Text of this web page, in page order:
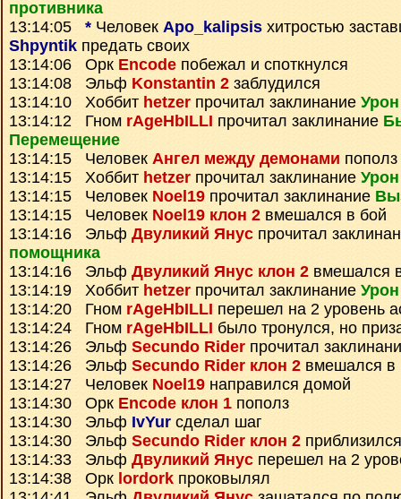
противника
13:14:05 * Человек Apo_kalipsis хитростью
Shpyntik предать своих
13:14:06 Орк Encode побежал и споткнулся
13:14:08 Эльф Konstantin 2 заблудился
13:14:10 Хоббит hetzer прочитал заклинание
13:14:12 Гном rAgeHbILLI прочитал заклинание
Перемещение
13:14:15 Человек Ангел между демонами пополз
13:14:15 Хоббит hetzer прочитал заклинание
13:14:15 Человек Noel19 прочитал заклинание
13:14:15 Человек Noel19 клон 2 вмешался в бой
13:14:16 Эльф Двуликий Янус прочитал
помощника
13:14:16 Эльф Двуликий Янус клон 2 вмешался
13:14:19 Хоббит hetzer прочитал заклинание
13:14:20 Гном rAgeHbILLI перешел на 2 уровень
13:14:24 Гном rAgeHbILLI было тронулся, но
13:14:26 Эльф Secundo Rider прочитал
13:14:26 Эльф Secundo Rider клон 2 вмешался в
13:14:27 Человек Noel19 направился домой
13:14:30 Орк Encode клон 1 пополз
13:14:30 Эльф IvYur сделал шаг
13:14:30 Эльф Secundo Rider клон 2
13:14:33 Эльф Двуликий Янус перешел на 2
13:14:38 Орк lordork проковылял